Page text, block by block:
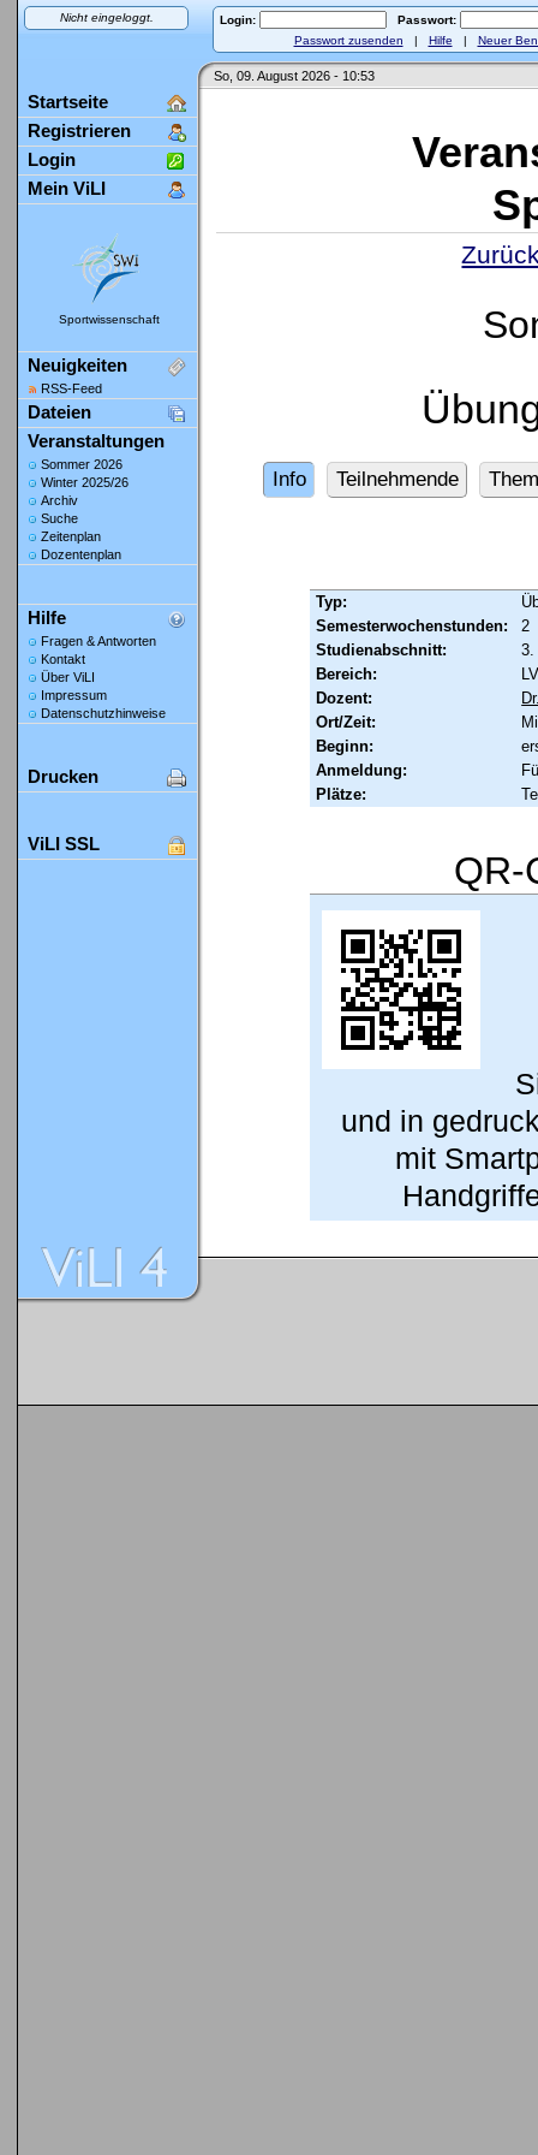
Nicht eingeloggt. Login:
Passwort:
Passwort zusenden | Hilfe | Neuer
So, 09. August 2026 - 10:53
Startseite
Registrieren
Login
Mein ViLI
Sportwissenschaft
Neuigkeiten
RSS-Feed
Dateien
Veranstaltungen
Sommer 2026
Winter 2025/26
Archiv
Suche
Zeitenplan
Dozentenplan
Hilfe
Fragen & Antworten
Kontakt
Über ViLI
Impressum
Datenschutzhinweise
Drucken
ViLI SSL
Info Teilnehmende
Typ:
Semesterwochenstunden:
2
Studienabschnitt:
3.
Bereich:
Dozent:
Ort/Zeit:
Beginn:
Anmeldung:
Plätze:
QR-
und in
mit